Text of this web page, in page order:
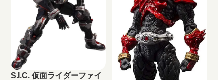
S.I.C. 仮面ライダーファイ